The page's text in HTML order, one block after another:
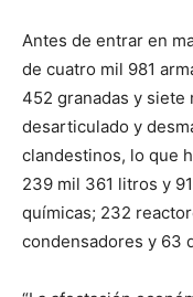
Antes de entrar en
de cuatro mil 981
452 granadas y siete
desarticulado y
clandestinos, lo que
239 mil 361 litros y
químicas; 232
condensadores y 63